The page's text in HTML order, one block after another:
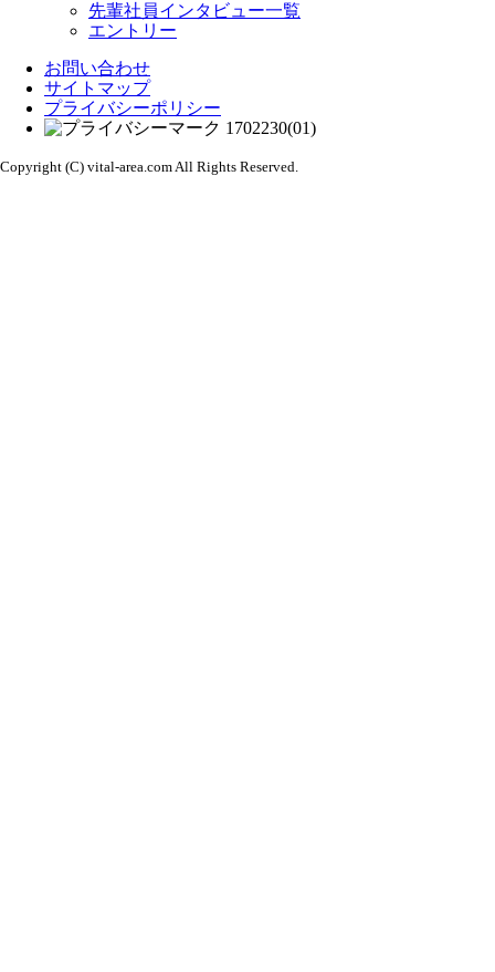
先輩社員インタビュー一覧
エントリー
お問い合わせ
サイトマップ
プライバシーポリシー
Copyright (C) vital-area.com All Rights Reserved.